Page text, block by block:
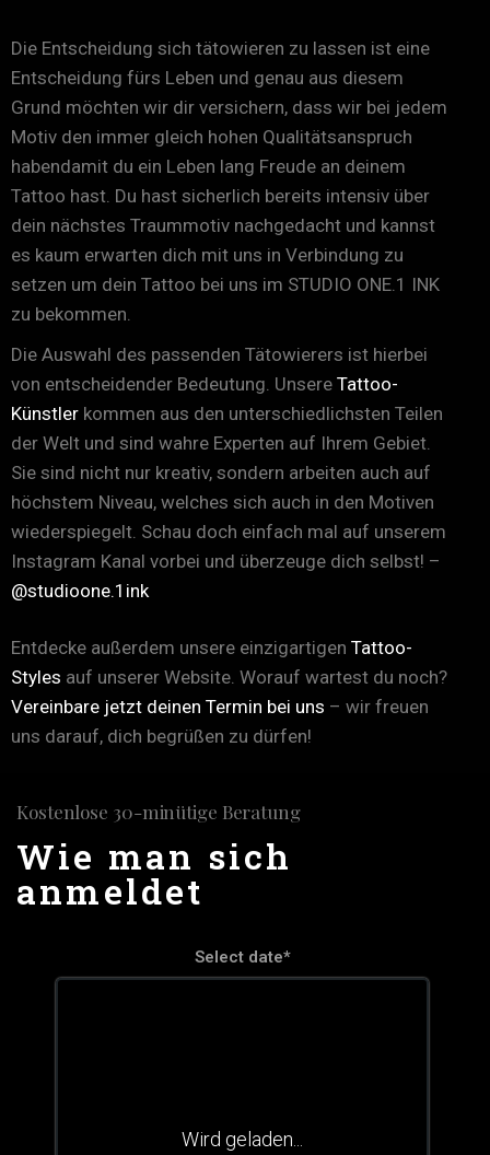
Die Entscheidung sich tätowieren zu lassen ist eine
Entscheidung fürs Leben und genau aus diesem
Grund möchten wir dir versichern, dass wir bei jedem
Motiv den immer gleich hohen Qualitätsanspruch
habendamit du ein Leben lang Freude an deinem
Tattoo hast. Du hast sicherlich bereits intensiv über
dein nächstes Traummotiv nachgedacht und kannst
es kaum erwarten dich mit uns in Verbindung zu
setzen um dein Tattoo bei uns im STUDIO ONE.1 INK
zu bekommen.
Die Auswahl des passenden Tätowierers ist hierbei
von entscheidender Bedeutung. Unsere Tattoo-
Künstler kommen aus den unterschiedlichsten Teilen
der Welt und sind wahre Experten auf Ihrem Gebiet.
Sie sind nicht nur kreativ, sondern arbeiten auch auf
höchstem Niveau, welches sich auch in den Motiven
wiederspiegelt. Schau doch einfach mal auf unserem
Instagram Kanal vorbei und überzeuge dich selbst! –
@studioone.1ink
Entdecke außerdem unsere einzigartigen Tattoo-
Styles auf unserer Website. Worauf wartest du noch?
Vereinbare jetzt deinen Termin bei uns – wir freuen
uns darauf, dich begrüßen zu dürfen!
Kostenlose 30-minütige Beratung
Wie man sich
anmeldet
Select date*
Wird geladen...